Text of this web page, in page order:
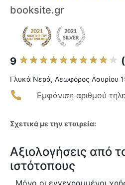
booksite.gr
9
Γλυκά Νερά, Λεωφόρος Λαυρίου
Εμφάνιση αριθμού
Σχετικά με την εταιρεία:
Αξιολογήσεις από
ιστότοπους